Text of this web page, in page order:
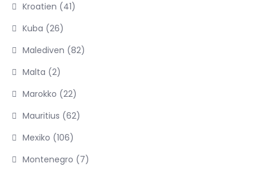
Kroatien (41)
Kuba (26)
Malediven (82)
Malta (2)
Marokko (22)
Mauritius (62)
Mexiko (106)
Montenegro (7)